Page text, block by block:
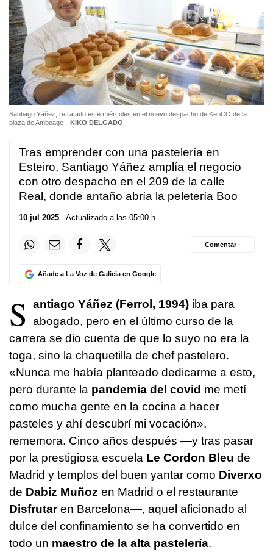
Santiago Yáñez, retratado este miércoles en el nuevo despacho de KeriCO de la
plaza de Amboage
KIKO DELGADO
Tras emprender con una pastelería en
Esteiro, Santiago Yáñez amplía el negocio
con otro despacho en el 209 de la calle
Real, donde antaño abría la peletería Boo
10 jul 2025 . Actualizado a las 05:00 h.
Añade a La Voz de Galicia en Google
Comentar ·
S antiago Yáñez (Ferrol, 1994) iba para
abogado, pero en el último curso de la
carrera se dio cuenta de que lo suyo no era la
toga, sino la chaquetilla de chef pastelero.
«Nunca me había planteado dedicarme a esto,
pero durante la pandemia del covid me metí
como mucha gente en la cocina a hacer
pasteles y ahí descubrí mi vocación»,
rememora. Cinco años después —y tras pasar
por la prestigiosa escuela Le Cordon Bleu de
Madrid y templos del buen yantar como Diverxo
de Dabiz Muñoz en Madrid o el restaurante
Disfrutaren Barcelona—, aquel aficionado al
dulce del confinamiento se ha convertido en
todo un maestro de la alta pastelería.